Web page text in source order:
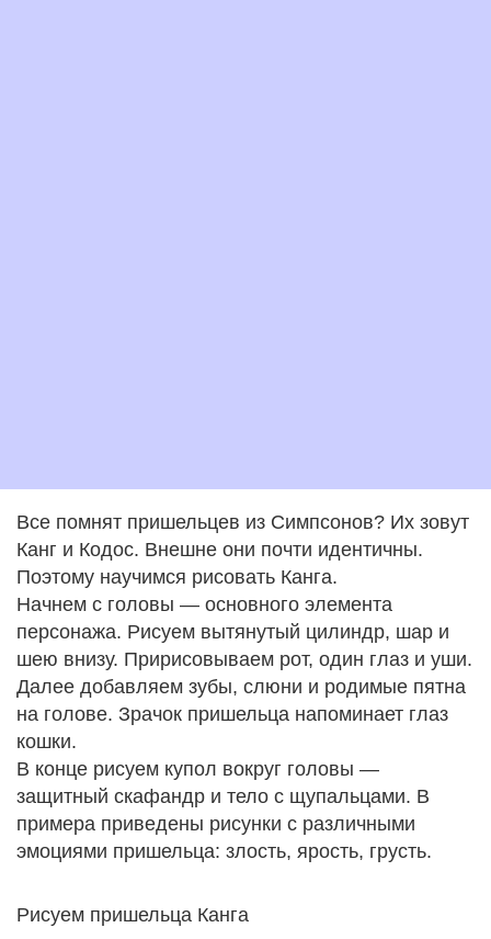
Все помнят пришельцев из Симпсонов? Их зовут
Канг и Кодос. Внешне они почти идентичны.
Поэтому научимся рисовать Канга.
Начнем с головы — основного элемента
персонажа. Рисуем вытянутый цилиндр, шар и
шею внизу. Пририсовываем рот, один глаз и уши.
Далее добавляем зубы, слюни и родимые пятна
на голове. Зрачок пришельца напоминает глаз
кошки.
В конце рисуем купол вокруг головы —
защитный скафандр и тело с щупальцами. В
примера приведены рисунки с различными
эмоциями пришельца: злость, ярость, грусть.
Рисуем пришельца Канга